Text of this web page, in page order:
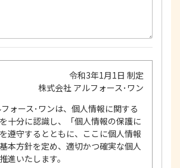
令和3年1月1日 制定
株式会社 アルフォース･ワン
ォース･ワンは、個人情報に関する
十分に認識し、「個人情報の保護に
遵守するとともに、ここに個人情報
本方針を定め、適切かつ確実な個人
進いたします。